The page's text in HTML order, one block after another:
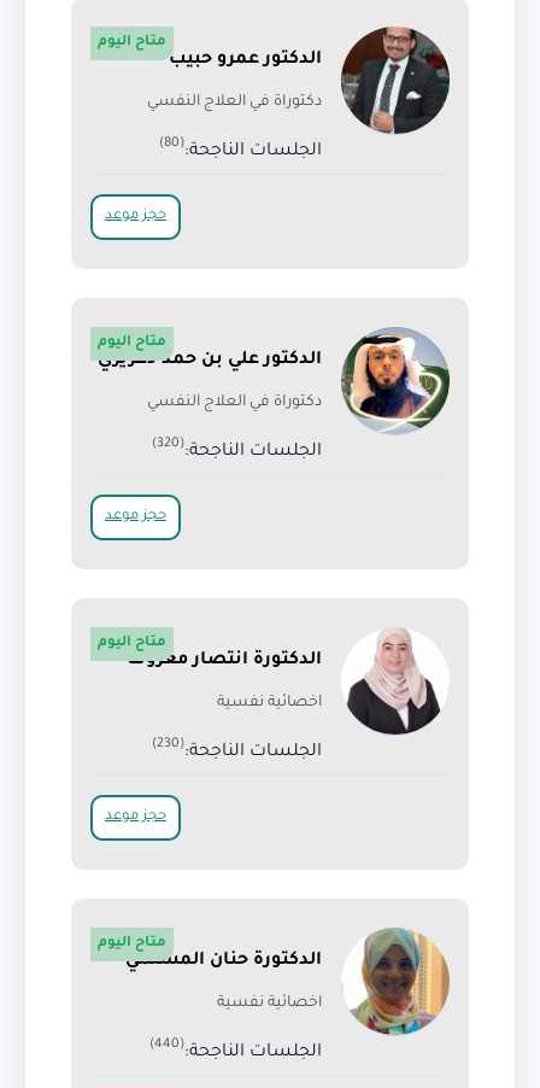
الدكتور عمرو حبيب
دكتوراة في العلاج النفسي
الجلسات الناجحة:(80)
متاح اليوم
حجز موعد
الدكتور علي بن حمد دغريري
دكتوراة في العلاج النفسي
الجلسات الناجحة:(320)
متاح اليوم
حجز موعد
الدكتورة انتصار معروف
اخصائية نفسية
الجلسات الناجحة:(230)
متاح اليوم
حجز موعد
الدكتورة حنان المسلمي
اخصائية نفسية
الجلسات الناجحة:(440)
متاح اليوم